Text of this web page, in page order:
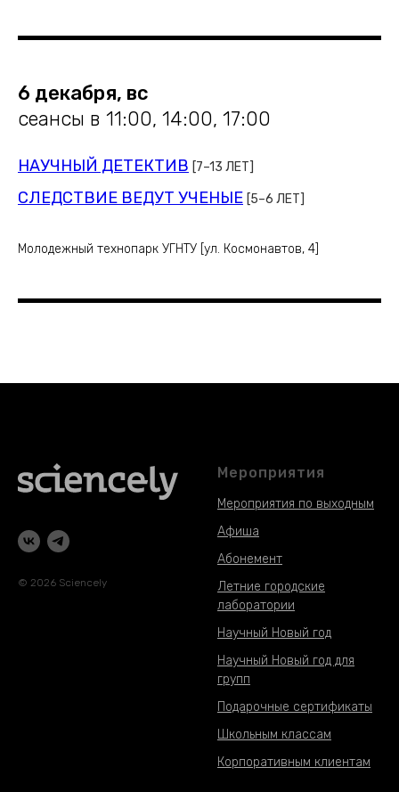
6 декабря, вс
сеансы в 11:00, 14:00, 17:00
НАУЧНЫЙ ДЕТЕКТИВ [7–13 ЛЕТ]
СЛЕДСТВИЕ ВЕДУТ УЧЕНЫЕ [5–6 ЛЕТ]
Молодежный технопарк УГНТУ [ул. Космонавтов, 4]
© 2026 Sciencely
Мероприятия
Мероприятия по выходным
Афиша
Абонемент
Летние городские
лаборатории
Научный Новый год
Научный Новый год для
групп
Подарочные сертификаты
Школьным классам
Корпоративным клиентам